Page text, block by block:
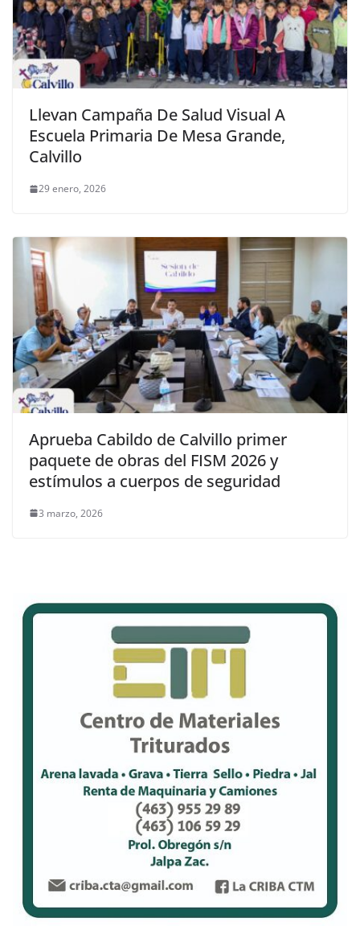
Llevan Campaña De Salud Visual A
Escuela Primaria De Mesa Grande,
Calvillo
29 enero, 2026
Aprueba Cabildo de Calvillo primer
paquete de obras del FISM 2026 y
estímulos a cuerpos de seguridad
3 marzo, 2026